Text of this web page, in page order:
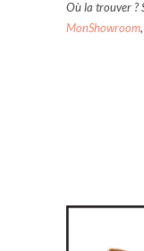
Où la trouver ?
MonShowroom,